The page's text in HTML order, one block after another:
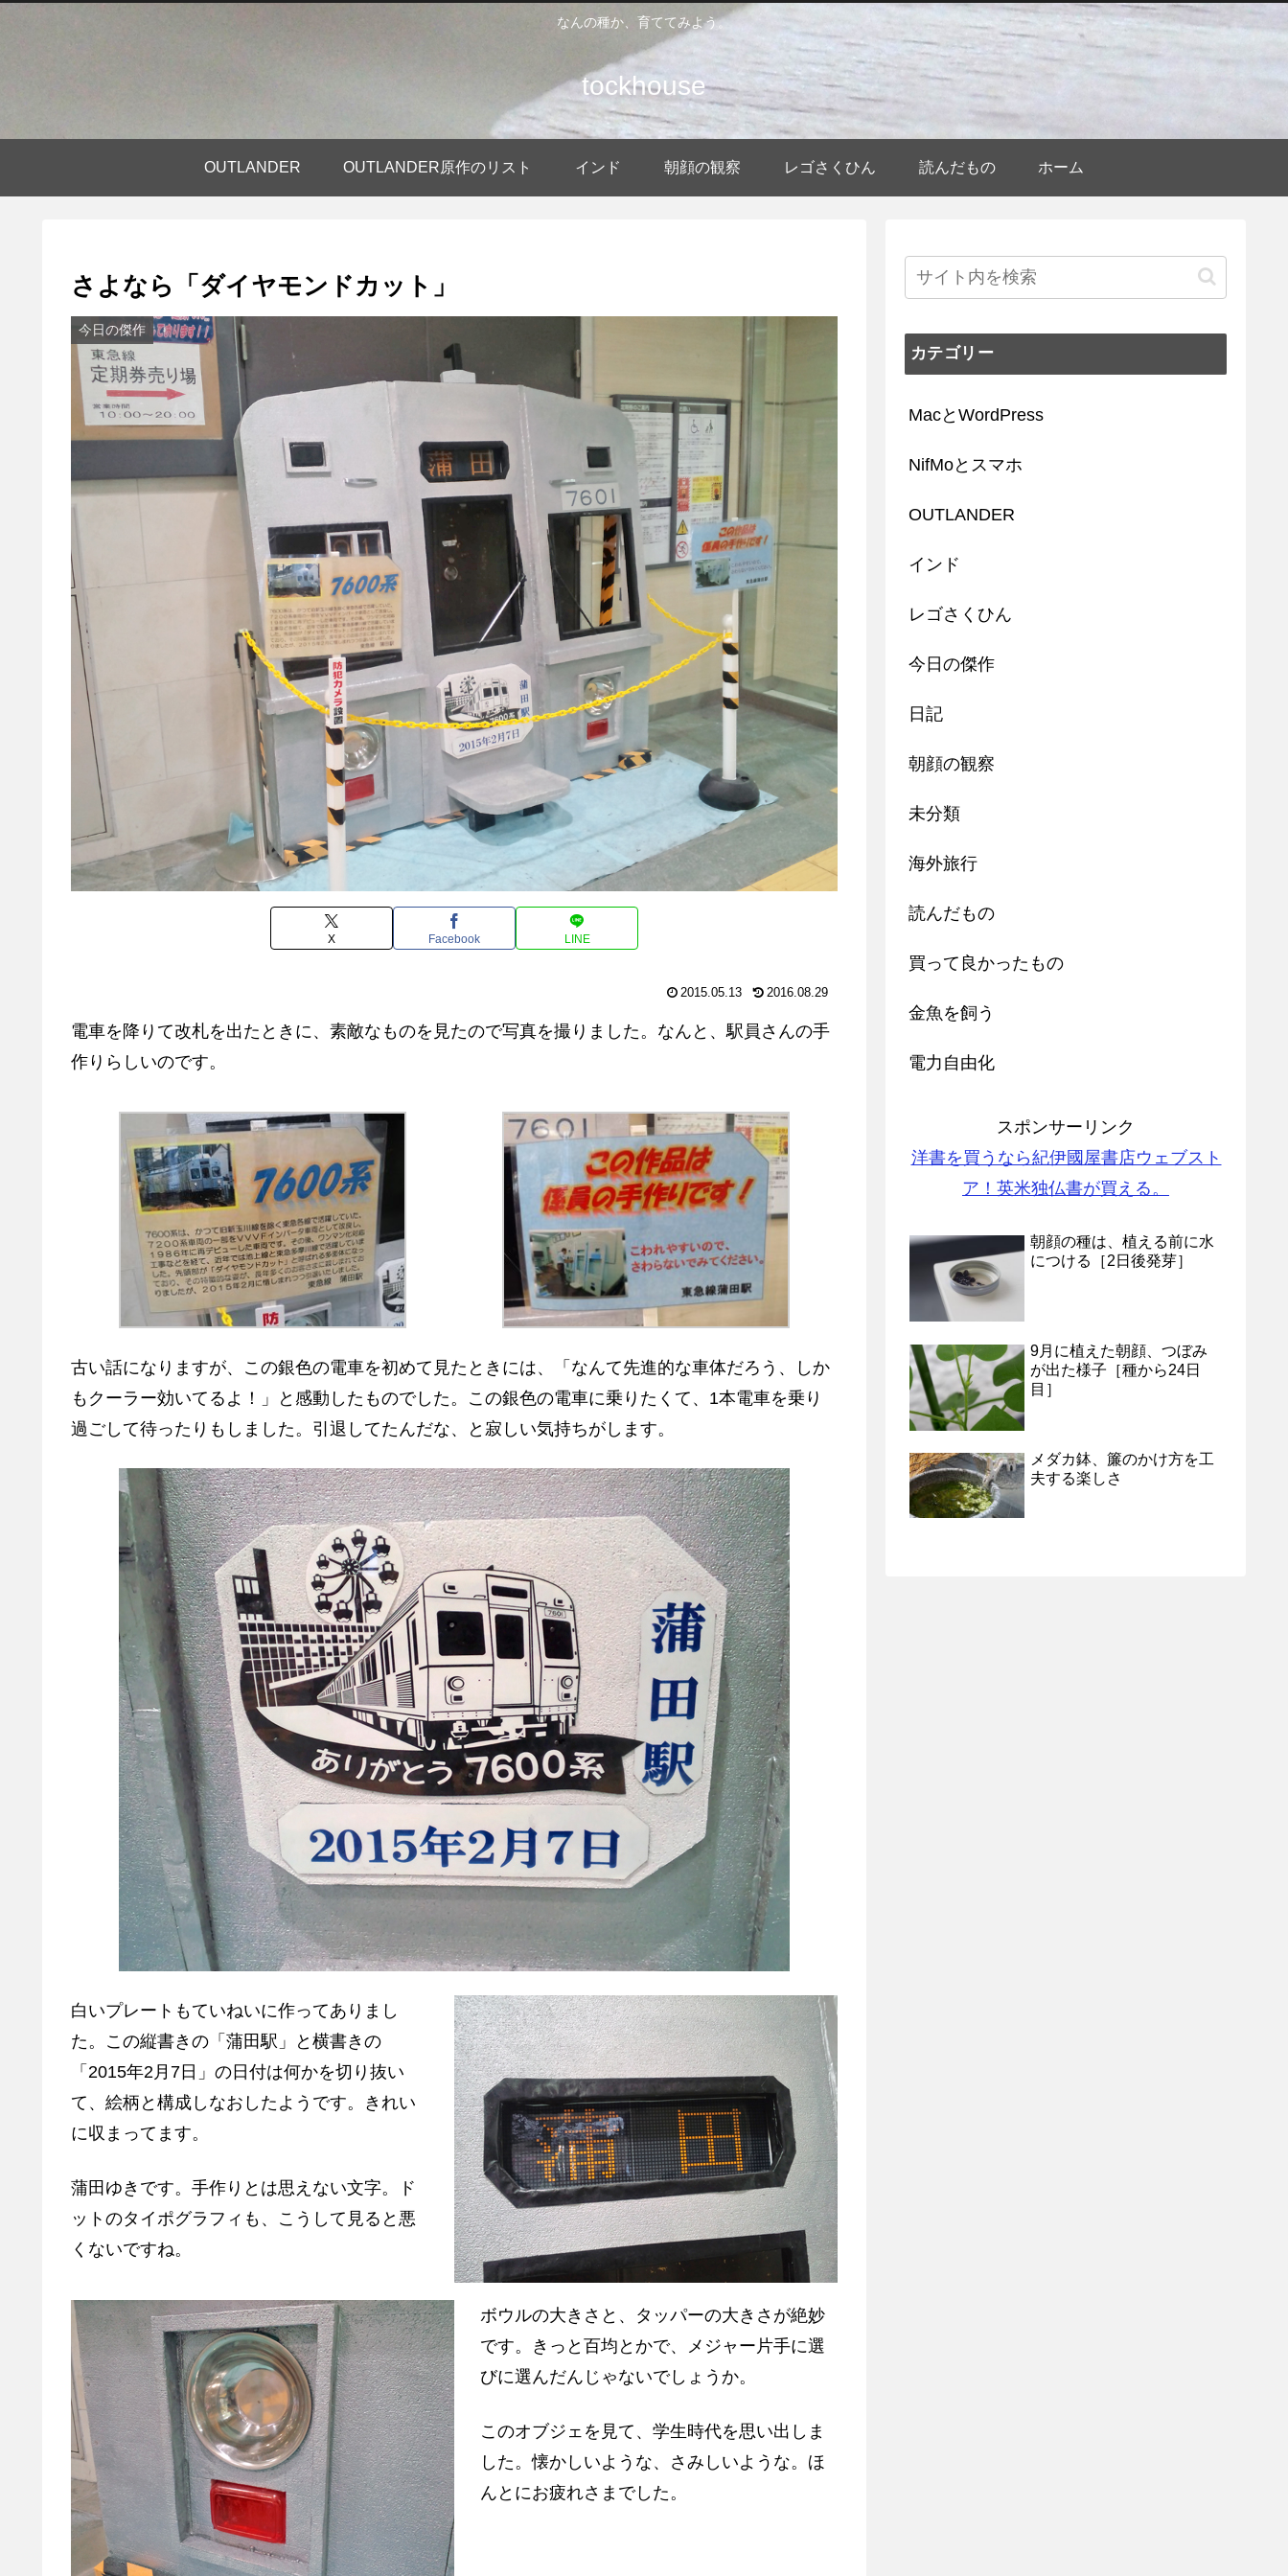
なんの種か、育ててみよう。
tockhouse
OUTLANDER OUTLANDER原作のリスト インド 朝顔の観察 レゴさくひん 読んだもの ホーム
さよなら「ダイヤモンドカット」
今日の傑作
X Facebook LINE
2015.05.13 2016.08.29
電車を降りて改札を出たときに、素敵なものを見たので写真を撮りました。なんと、駅員さんの手
作りらしいのです。
古い話になりますが、この銀色の電車を初めて見たときには、「なんて先進的な車体だろう、しか
もクーラー効いてるよ！」と感動したものでした。この銀色の電車に乗りたくて、1本電車を乗り
過ごして待ったりもしました。引退してたんだな、と寂しい気持ちがします。
白いプレートもていねいに作ってありまし
た。この縦書きの「蒲田駅」と横書きの
「2015年2月7日」の日付は何かを切り抜い
て、絵柄と構成しなおしたようです。きれい
に収まってます。
蒲田ゆきです。手作りとは思えない文字。ド
ットのタイポグラフィも、こうして見ると悪
くないですね。
ボウルの大きさと、タッパーの大きさが絶妙
です。きっと百均とかで、メジャー片手に選
びに選んだんじゃないでしょうか。
このオブジェを見て、学生時代を思い出しま
した。懐かしいような、さみしいような。ほ
んとにお疲れさまでした。
カテゴリー
MacとWordPress
NifMoとスマホ
OUTLANDER
インド
レゴさくひん
今日の傑作
日記
朝顔の観察
未分類
海外旅行
読んだもの
買って良かったもの
金魚を飼う
電力自由化
スポンサーリンク
洋書を買うなら紀伊國屋書店ウェブスト
ア！英米独仏書が買える。
朝顔の種は、植える前に水
につける［2日後発芽］
9月に植えた朝顔、つぼみ
が出た様子［種から24日
目］
メダカ鉢、簾のかけ方を工
夫する楽しさ